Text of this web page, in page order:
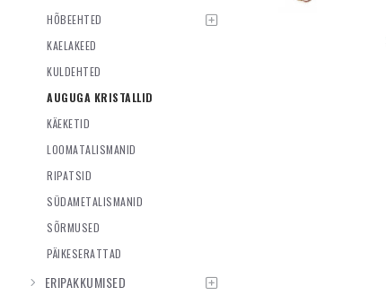
HÕBEEHTED
KAELAKEED
KULDEHTED
AUGUGA KRISTALLID
KÄEKETID
LOOMATALISMANID
RIPATSID
SÜDAMETALISMANID
SÕRMUSED
PÄIKESERATTAD
ERIPAKKUMISED